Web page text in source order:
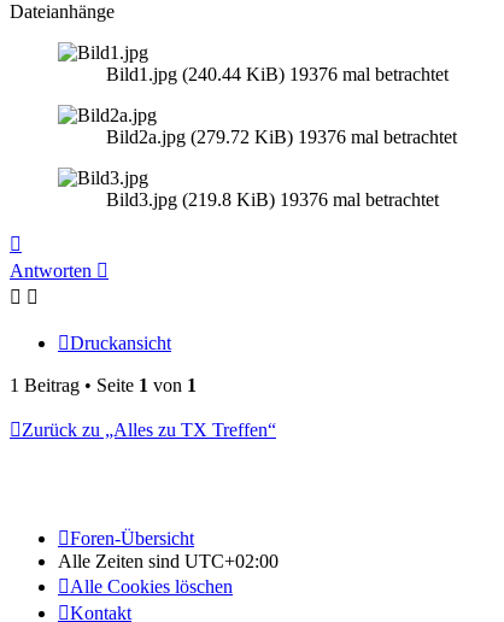
Dateianhänge
Bild1.jpg (240.44 KiB) 19376 mal betrachtet
Bild2a.jpg (279.72 KiB) 19376 mal betrachtet
Bild3.jpg (219.8 KiB) 19376 mal betrachtet
oben
Antworten
Druckansicht
1 Beitrag • Seite 1 von 1
Zurück zu „Alles zu TX Treffen“
Foren-Übersicht
Alle Zeiten sind UTC+02:00
Alle Cookies löschen
Kontakt